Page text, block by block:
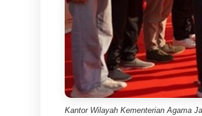
Kantor Wilayah Kementerian Agama